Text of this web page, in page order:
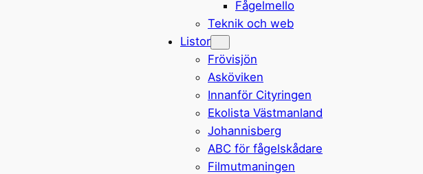
Fågelmello
Teknik och web
Listor
Frövisjön
Asköviken
Innanför Cityringen
Ekolista Västmanland
Johannisberg
ABC för fågelskådare
Filmutmaningen